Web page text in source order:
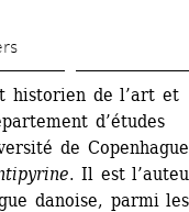
historien de l’art et
d’études
de
. Il est
danoise, parmi